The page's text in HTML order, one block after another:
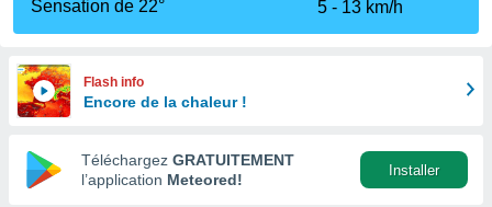
en
Sensation de 22°
5
13 km/h
Flash info
Encore de la chaleur !
Téléchargez GRATUITEMENT
l’application Meteored!
Installer